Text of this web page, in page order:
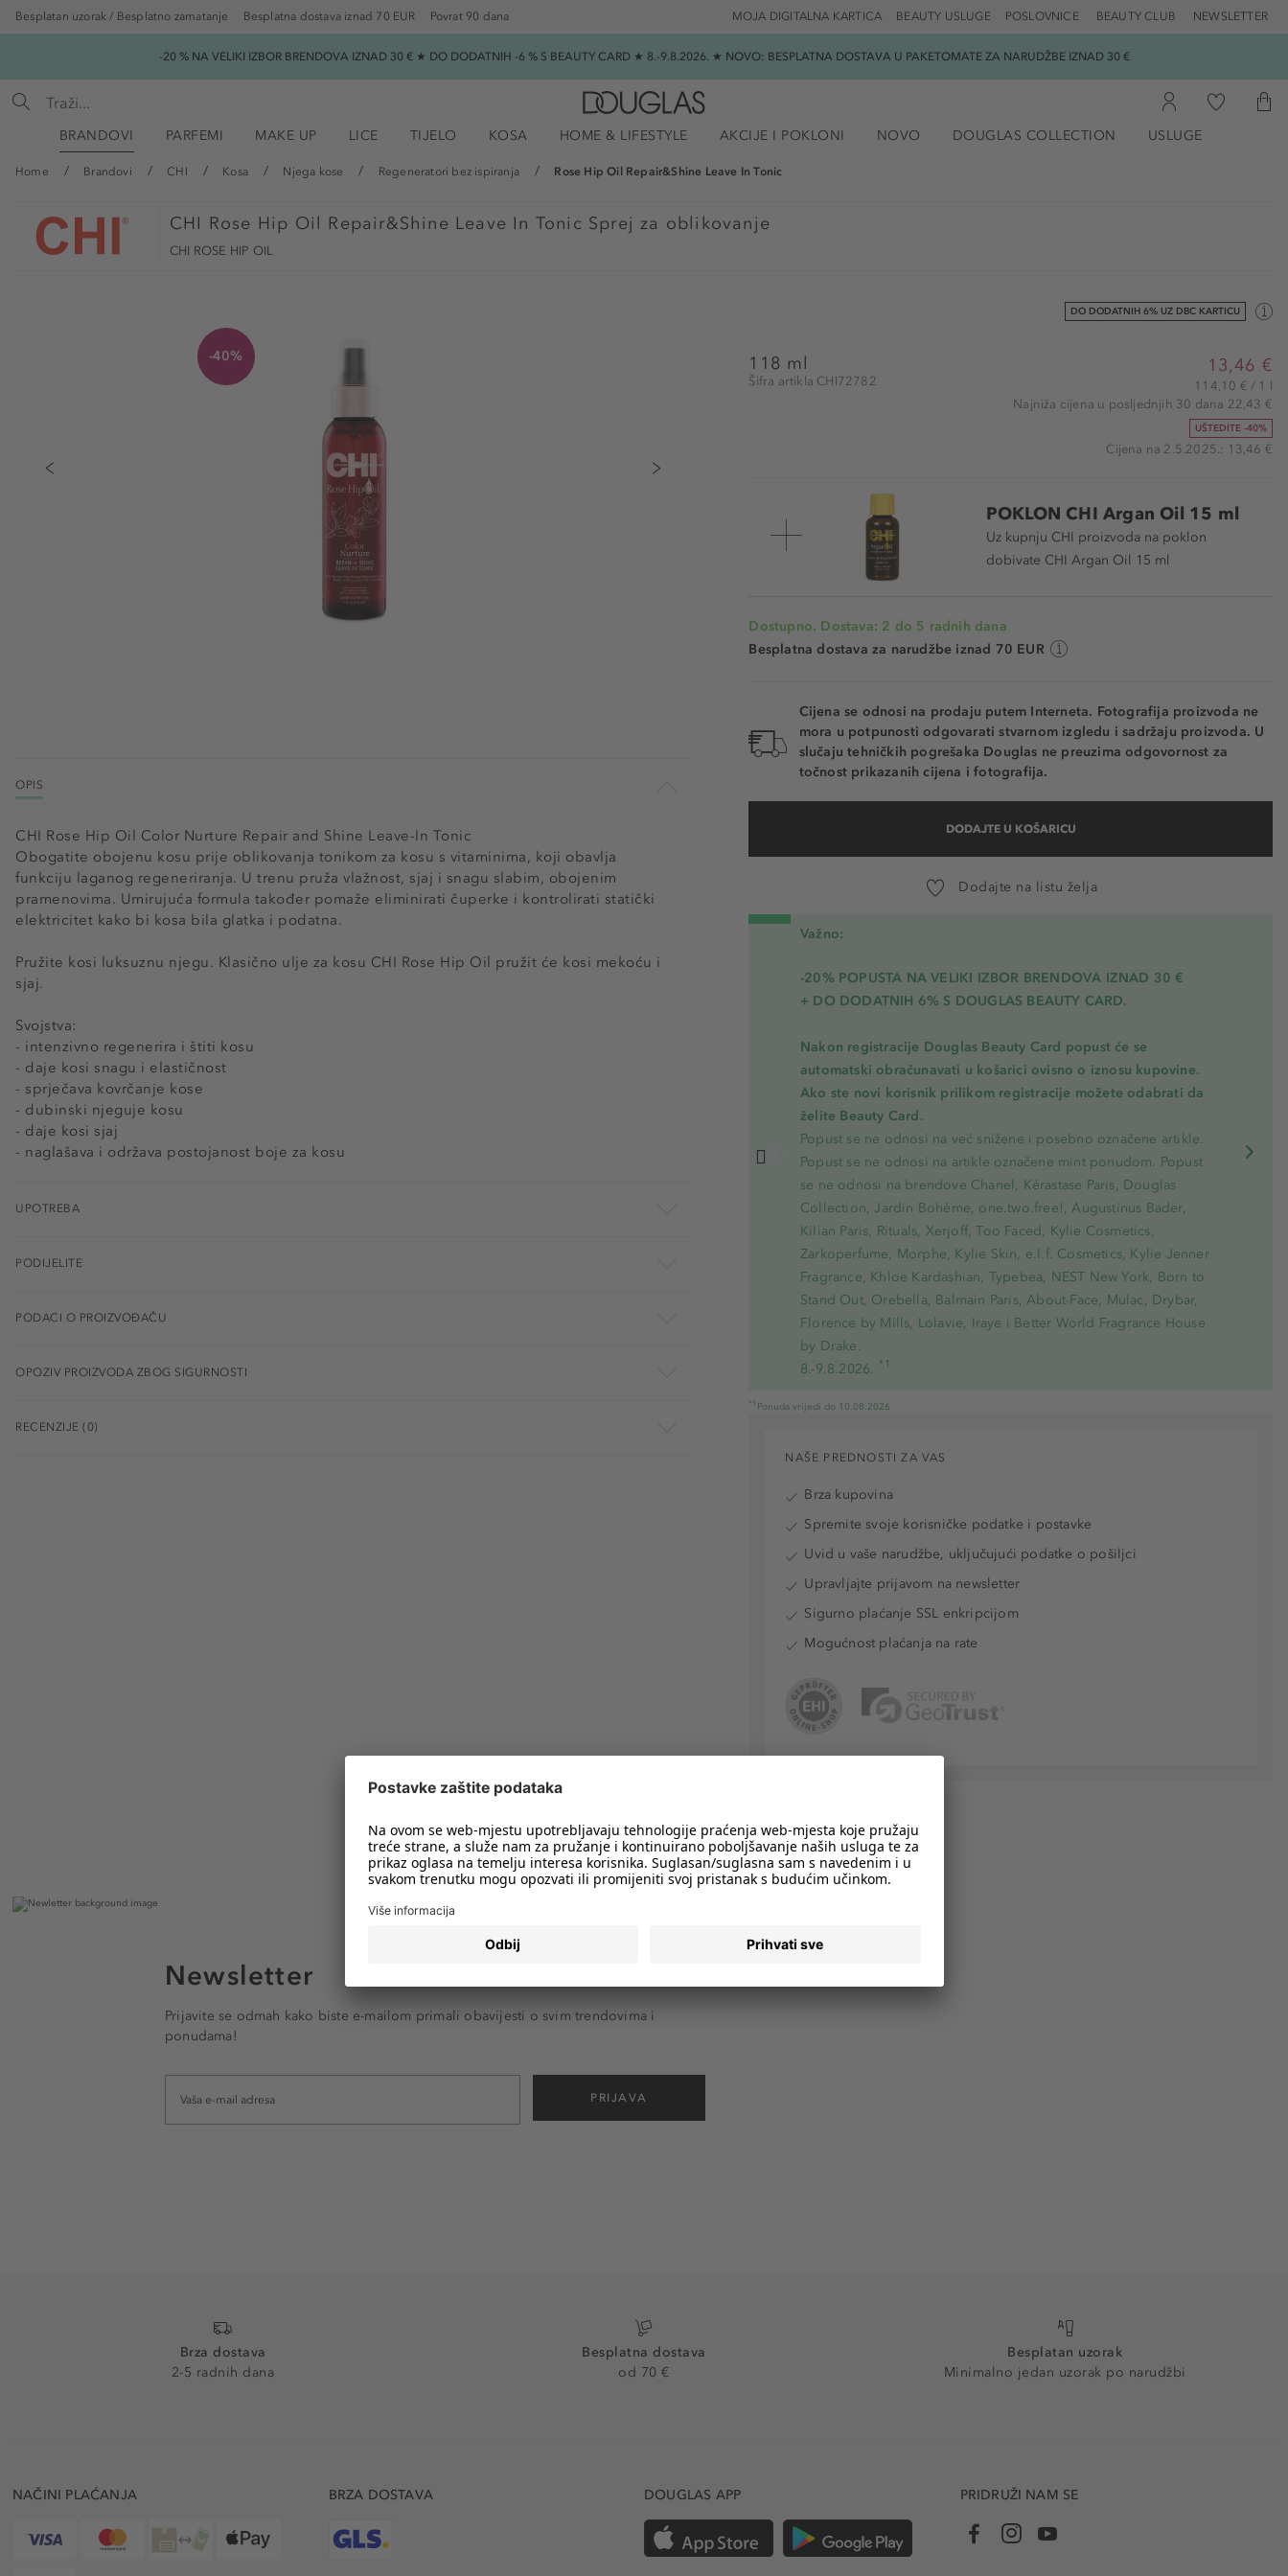
Besplatan uzorak / Besplatno zamatanje Besplatna dostava iznad 70 EUR Povrat 90 dana POSLOVNICE BEAUTY CLUB NEWSLETTER
BEAUTY USLUGE
MOJA DIGITALNA KARTICA
-20 % NA VELIKI IZBOR BRENDOVA IZNAD 30 € ★ DO DODATNIH -6 % S BEAUTY CARD ★ 8.-9.8.2026. ★ NOVO: BESPLATNA DOSTAVA U PAKETOMATE ZA NARUDŽBE IZNAD 30 €
BRANDOVI PARFEMI MAKE UP LICE TIJELO KOSA HOME & LIFESTYLE AKCIJE I POKLONI NOVO DOUGLAS COLLECTION USLUGE
Home Brandovi CHI Kosa Njega kose Regeneratori bez ispiranja Rose Hip Oil Repair&Shine Leave In Tonic
CHI Rose Hip Oil Repair&Shine Leave In Tonic Sprej za oblikovanje
CHI ROSE HIP OIL
DO DODATNIH 6% UZ DBC KARTICU
-40% 118 ml
Šifra artikla CHI72782
13,46 €
114,10 € / 1 l
Najniža cijena u posljednjih 30 dana 22,43 €
UŠTEDITE -40%
Cijena na 2.5.2025.: 13,46 €
POKLON CHI Argan Oil 15 ml
Uz kupnju CHI proizvoda na poklon
dobivate CHI Argan Oil 15 ml
Dostupno. Dostava: 2 do 5 radnih dana
Besplatna dostava za narudžbe iznad 70 EUR
Cijena se odnosi na prodaju putem Interneta. Fotografija proizvoda ne
mora u potpunosti odgovarati stvarnom izgledu i sadržaju proizvoda. U
slučaju tehničkih pogrešaka Douglas ne preuzima odgovornost za
točnost prikazanih cijena i fotografija.
DODAJTE U KOŠARICU
Dodajte na listu želja
Važno:
-20% POPUSTA NA VELIKI IZBOR BRENDOVA IZNAD 30 €
+ DO DODATNIH 6% S DOUGLAS BEAUTY CARD.
Nakon registracije Douglas Beauty Card popust će se
automatski obračunavati u košarici ovisno o iznosu kupovine.
Ako ste novi korisnik prilikom registracije možete odabrati da
želite Beauty Card.
Popust se ne odnosi na već snižene i posebno označene artikle.
Popust se ne odnosi na artikle označene mint ponudom. Popust
se ne odnosi na brendove Chanel, Kérastase Paris, Douglas
Collection, Jardin Bohème, one.two.free!, Augustinus Bader,
Kilian Paris, Rituals, Xerjoff, Too Faced, Kylie Cosmetics,
Zarkoperfume, Morphe, Kylie Skin, e.l.f. Cosmetics, Kylie Jenner
Fragrance, Khloe Kardashian, Typebea, NEST New York, Born to
Stand Out, Orebella, Balmain Paris, About-Face, Mulac, Drybar,
Florence by Mills, Lolavie, Iraye i Better World Fragrance House
by Drake.
8.-9.8.2026. *1
*1 Ponuda vrijedi do 10.08.2026
OPIS
CHI Rose Hip Oil Color Nurture Repair and Shine Leave-In Tonic
Obogatite obojenu kosu prije oblikovanja tonikom za kosu s vitaminima, koji obavlja
funkciju laganog regeneriranja. U trenu pruža vlažnost, sjaj i snagu slabim, obojenim
pramenovima. Umirujuća formula također pomaže eliminirati čuperke i kontrolirati statički
elektricitet kako bi kosa bila glatka i podatna.
Pružite kosi luksuznu njegu. Klasično ulje za kosu CHI Rose Hip Oil pružit će kosi mekoću i
sjaj.
Svojstva:
- intenzivno regenerira i štiti kosu
- daje kosi snagu i elastičnost
- sprječava kovrčanje kose
- dubinski njeguje kosu
- daje kosi sjaj
- naglašava i održava postojanost boje za kosu
UPOTREBA
PODIJELITE
PODACI O PROIZVOĐAČU
OPOZIV PROIZVODA ZBOG SIGURNOSTI
RECENZIJE (0)
NAŠE PREDNOSTI ZA VAS
Brza kupovina
Spremite svoje korisničke podatke i postavke
Uvid u vaše narudžbe, uključujući podatke o pošiljci
Upravljajte prijavom na newsletter
Sigurno plaćanje SSL enkripcijom
Mogućnost plaćanja na rate
Newsletter
Prijavite se odmah kako biste e-mailom primali obavijesti o svim trendovima i
ponudama!
PRIJAVA
Brza dostava
2-5 radnih dana
Besplatna dostava
od 70 €
Besplatan uzorak
Minimalno jedan uzorak po narudžbi
NAČINI PLAĆANJA BRZA DOSTAVA DOUGLAS APP PRIDRUŽI NAM SE